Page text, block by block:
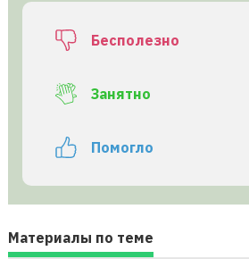
Бесполезно
Занятно
Помогло
Материалы по теме